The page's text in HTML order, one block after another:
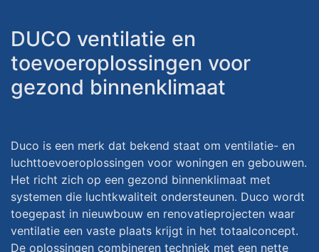
DUCO ventilatie en
toevoeroplossingen voor
gezond binnenklimaat
Duco is een merk dat bekend staat om ventilatie- en
luchttoevoeroplossingen voor woningen en gebouwen.
Het richt zich op een gezond binnenklimaat met
systemen die luchtkwaliteit ondersteunen. Duco wordt
toegepast in nieuwbouw en renovatieprojecten waar
ventilatie een vaste plaats krijgt in het totaalconcept.
De oplossingen combineren techniek met een nette